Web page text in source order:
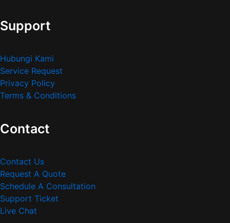
Support
Hubungi Kami
Service Request
Privacy Policy
Terms & Conditions
Contact
Contact Us
Request A Quote
Schedule A Consultation
Support Ticket
Live Chat